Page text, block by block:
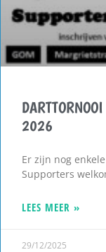
2026
Er zijn nog
Supporters
LEES MEER »
29/12/2025